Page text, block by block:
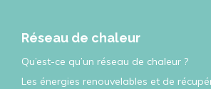
Réseau de chaleur
Qu’est-ce qu’un réseau de chaleur ?
Les énergies renouvelables et de